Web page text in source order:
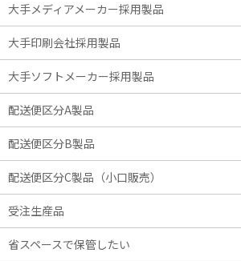
大手メディアメーカー採用製品
大手印刷会社採用製品
大手ソフトメーカー採用製品
配送便区分A製品
配送便区分B製品
配送便区分C製品（小口販売）
受注生産品
省スペースで保管したい